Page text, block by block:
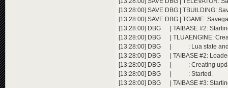
[13:28:00] SAVE DBG | TBUILDING:
[13:28:00] SAVE DBG | TGAME:
[13:28:00] DBG | TAIBASE #2:
[13:28:00] DBG | TLUAENGINE:
[13:28:00] DBG | : Lua state and
[13:28:00] DBG | TAIBASE #2:
[13:28:00] DBG | : Creating
[13:28:00] DBG | : Started.
[13:28:00] DBG | TAIBASE #3: